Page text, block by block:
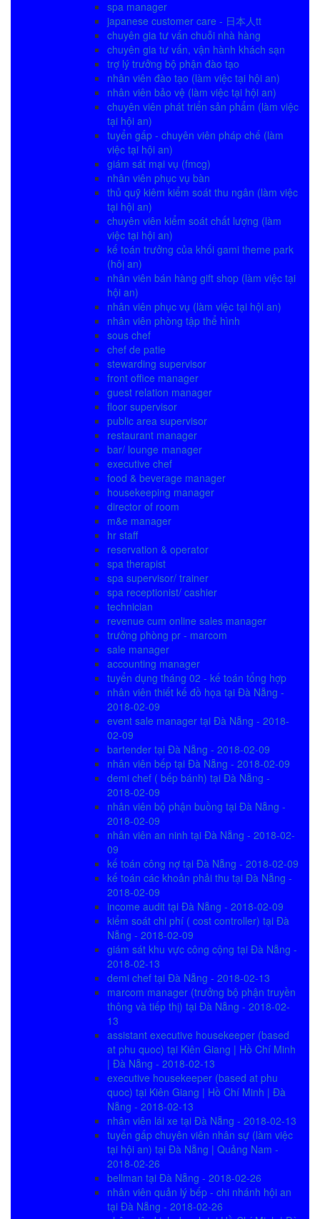
spa manager
japanese customer care - 日本人tt
chuyên gia tư vấn chuỗi nhà hàng
chuyên gia tư vấn, vận hành khách sạn
trợ lý trưởng bộ phận đào tạo
nhân viên đào tạo (làm việc tại hội an)
nhân viên bảo vệ (làm việc tại hội an)
chuyên viên phát triển sản phẩm (làm việc
tại hội an)
tuyển gấp - chuyên viên pháp chế (làm
việc tại hội an)
giám sát mại vụ (fmcg)
nhân viên phục vụ bàn
thủ quỹ kiêm kiểm soát thu ngân (làm việc
tại hội an)
chuyên viên kiểm soát chất lượng (làm
việc tại hội an)
kế toán trưởng của khối gami theme park
(hôị an)
nhân viên bán hàng gift shop (làm việc tại
hội an)
nhân viên phục vụ (làm việc tại hội an)
nhân viên phòng tập thể hình
sous chef
chef de patie
stewarding supervisor
front office manager
guest relation manager
floor supervisor
public area supervisor
restaurant manager
bar/ lounge manager
executive chef
food & beverage manager
housekeeping manager
director of room
m&e manager
hr staff
reservation & operator
spa therapist
spa supervisor/ trainer
spa receptionist/ cashier
technician
revenue cum online sales manager
trưởng phòng pr - marcom
sale manager
accounting manager
tuyển dụng tháng 02 - kế toán tổng hợp
nhân viên thiết kế đồ họa tại Đà Nẵng -
2018-02-09
event sale manager tại Đà Nẵng - 2018-
02-09
bartender tại Đà Nẵng - 2018-02-09
nhân viên bếp tại Đà Nẵng - 2018-02-09
demi chef ( bếp bánh) tại Đà Nẵng -
2018-02-09
nhân viên bộ phận buồng tại Đà Nẵng -
2018-02-09
nhân viên an ninh tại Đà Nẵng - 2018-02-
09
kế toán công nợ tại Đà Nẵng - 2018-02-09
kế toán các khoản phải thu tại Đà Nẵng -
2018-02-09
income audit tại Đà Nẵng - 2018-02-09
kiểm soát chi phí ( cost controller) tại Đà
Nẵng - 2018-02-09
giám sát khu vực công cộng tại Đà Nẵng -
2018-02-13
demi chef tại Đà Nẵng - 2018-02-13
marcom manager (trưởng bộ phận truyền
thông và tiếp thị) tại Đà Nẵng - 2018-02-
13
assistant executive housekeeper (based
at phu quoc) tại Kiên Giang | Hồ Chí Minh
| Đà Nẵng - 2018-02-13
executive housekeeper (based at phu
quoc) tại Kiên Giang | Hồ Chí Minh | Đà
Nẵng - 2018-02-13
nhân viên lái xe tại Đà Nẵng - 2018-02-13
tuyển gấp chuyên viên nhân sự (làm việc
tại hội an) tại Đà Nẵng | Quảng Nam -
2018-02-26
bellman tại Đà Nẵng - 2018-02-26
nhân viên quản lý bếp - chi nhánh hội an
tại Đà Nẵng - 2018-02-26